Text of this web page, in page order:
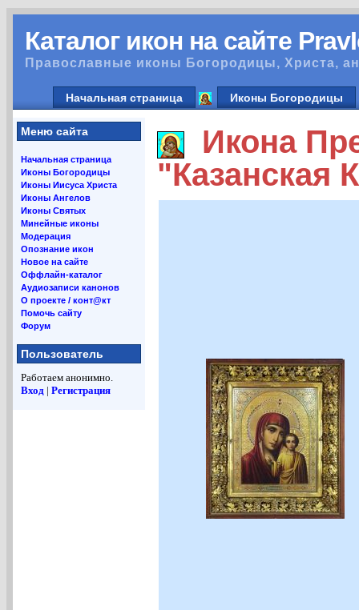
Каталог икон на сайте
Православные иконы Богородицы, Христа,
Начальная страница Иконы Богородицы
Меню сайта
Начальная страница
Иконы Богородицы
Иконы Иисуса Христа
Иконы Ангелов
Иконы Святых
Минейные иконы
Модерация
Опознание икон
Новое на сайте
Оффлайн-каталог
Аудиозаписи канонов
О проекте / конт@кт
Помочь сайту
Форум
Пользователь
Работаем анонимно.
Вход | Регистрация
Икона
"Казанская